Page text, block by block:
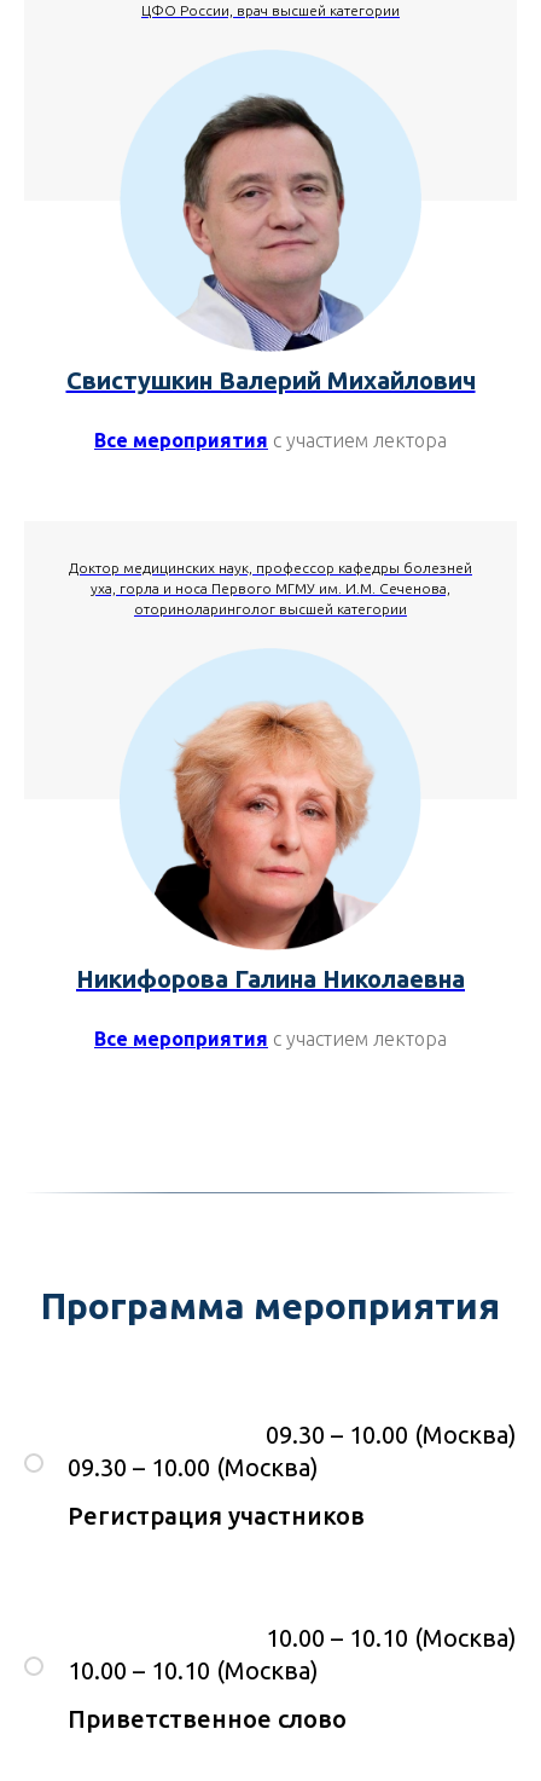
ЦФО России, врач высшей категории
Свистушкин Валерий Михайлович
Все мероприятия с участием лектора
Доктор медицинских наук, профессор кафедры болезней
уха, горла и носа Первого МГМУ им. И.М. Сеченова,
оториноларинголог высшей категории
Никифорова Галина Николаевна
Все мероприятия с участием лектора
Программа мероприятия
09.30 – 10.00 (Москва)
09.30 – 10.00 (Москва)
Регистрация участников
10.00 – 10.10 (Москва)
10.00 – 10.10 (Москва)
Приветственное слово